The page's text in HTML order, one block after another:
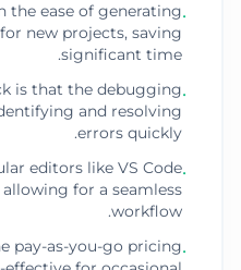
•
the ease of generating
new projects, saving
significant time.
•
is that the debugging
and resolving
errors quickly.
•
editors like VS Code
for a seamless
workflow.
•
pay-as-you-go pricing